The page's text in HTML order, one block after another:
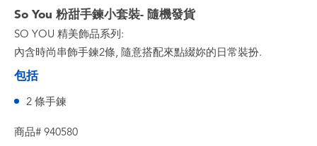
角色收藏
So You 粉甜手鍊小套裝- 隨機發貨
SO YOU 精美飾品系列:
內含時尚串飾手鍊2條, 隨意搭配來點綴妳的日常裝扮.
包括
2 條手鍊
商品# 940580